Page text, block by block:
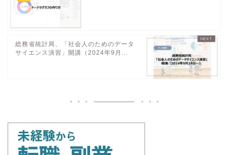
総務省統計局、「社会人のためのデータ
サイエンス演習」開講（2024年9月...